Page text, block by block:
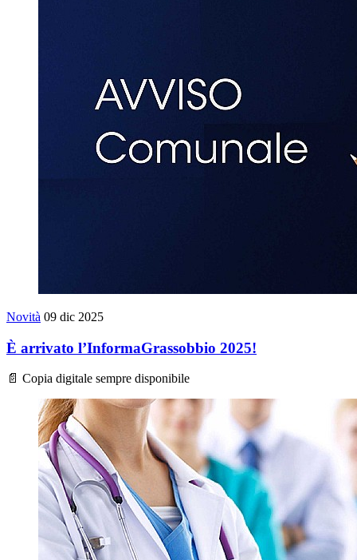
Novità 09 dic 2025
È arrivato l’InformaGrassobbio 2025!
📄 Copia digitale sempre disponibile